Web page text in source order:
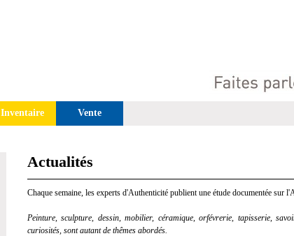
Inventaire Vente
Actualités
Chaque semaine, les experts d'Authenticité publient une étude documentée sur
Peinture, sculpture, dessin, mobilier, céramique, orfévrerie, tapisserie,
curiosités, sont autant de thêmes abordés.